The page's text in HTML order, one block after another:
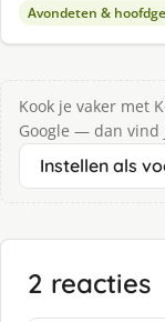
Avondeten &
Kook je vaker met
Google — dan vind
Instellen als
2 reacties